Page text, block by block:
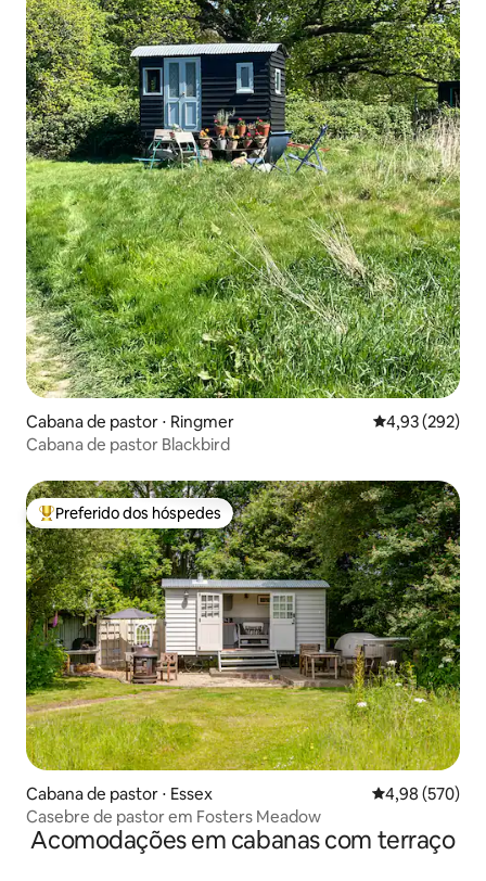
Cabana de pastor ⋅ Ringmer 4,93 de uma
4,93 (292)
Cabana de pastor Blackbird
Entre os melhores preferidos dos hóspedes
Preferido dos hóspedes
Cabana de pastor ⋅ Essex 4,98 de uma
4,98 (570)
Casebre de pastor em Fosters Meadow
Acomodações em cabanas com terraço